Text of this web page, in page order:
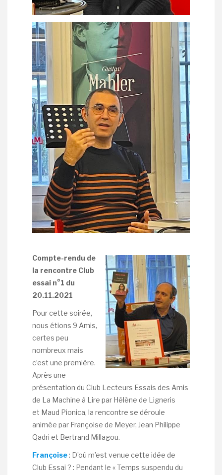
Compte-rendu de
la rencontre Club
essai n°1 du
20.11.2021
Pour cette soirée,
nous étions 9 Amis,
certes peu
nombreux mais
c’est une première.
Après une
présentation du Club Lecteurs Essais des Amis
de La Machine à Lire par Hélène de Ligneris
et Maud Pionica, la rencontre se déroule
animée par Françoise de Meyer, Jean Philippe
Qadri et Bertrand Millagou.
Françoise: D’où m’est venue cette idée de
Club Essai ? : Pendant le « Temps suspendu du